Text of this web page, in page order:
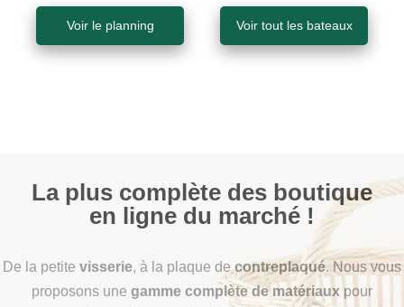
Voir le planning Voir tout les bateaux
La plus complète des boutique
en ligne du marché !
De la petite visserie, à la plaque decontreplaqué. Nous vous
proposons une gamme complète de matériaux pour